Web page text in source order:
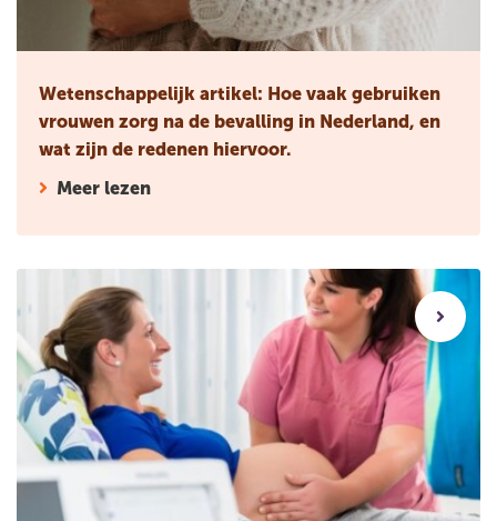
Wetenschappelijk artikel: Hoe vaak gebruiken
vrouwen zorg na de bevalling in Nederland, en
wat zijn de redenen hiervoor.
Meer lezen
Wetenschappelijk artikel: Professionele waarden en